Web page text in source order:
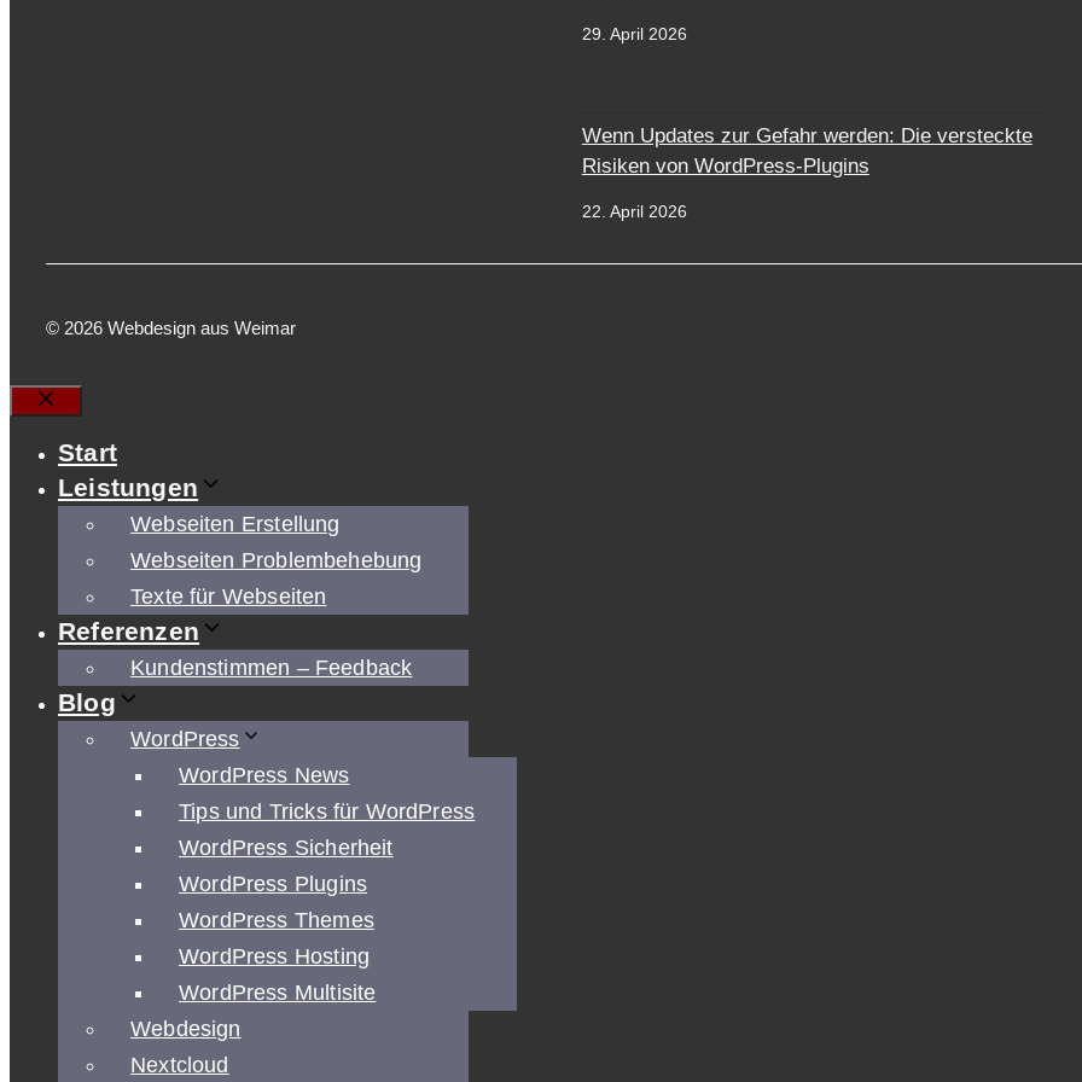
29. April 2026
Wenn Updates zur Gefahr werden: Die versteckte
Risiken von WordPress-Plugins
22. April 2026
© 2026 Webdesign aus Weimar
Start
Leistungen
Webseiten Erstellung
Webseiten Problembehebung
Texte für Webseiten
Referenzen
Kundenstimmen – Feedback
Blog
WordPress
WordPress News
Tips und Tricks für WordPress
WordPress Sicherheit
WordPress Plugins
WordPress Themes
WordPress Hosting
WordPress Multisite
Webdesign
Nextcloud